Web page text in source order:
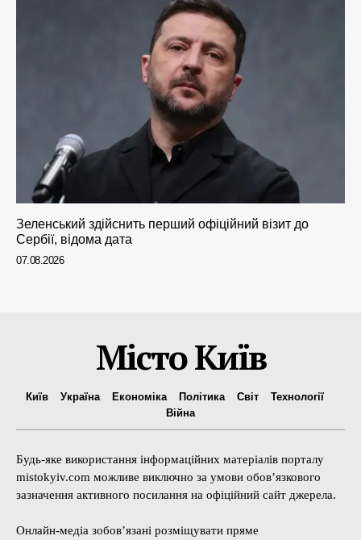
Зеленський здійснить перший офіційний візит до
Сербії, відома дата
07.08.2026
Місто Київ
Київ Україна Економіка Політика Світ
Технології
Війна
Будь-яке використання інформаційних матеріалів порталу
mistokyiv.com можливе виключно за умови обов’язкового
зазначення активного посилання на офіційний сайт джерела.
Онлайн-медіа зобов’язані розміщувати пряме